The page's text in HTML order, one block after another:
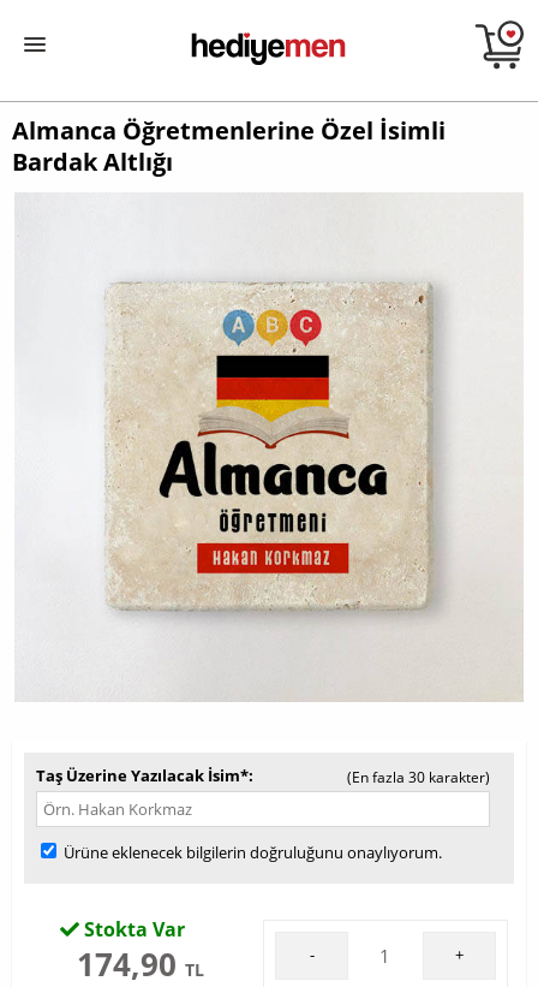
Almanca Öğretmenlerine Özel İsimli
Bardak Altlığı
Taş Üzerine Yazılacak İsim* (En fazla 30 karakter)
Ürüne eklenecek bilgilerin doğruluğunu onaylıyorum.
Stokta Var
174,90 TL
- +